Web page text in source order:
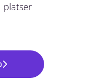
platser